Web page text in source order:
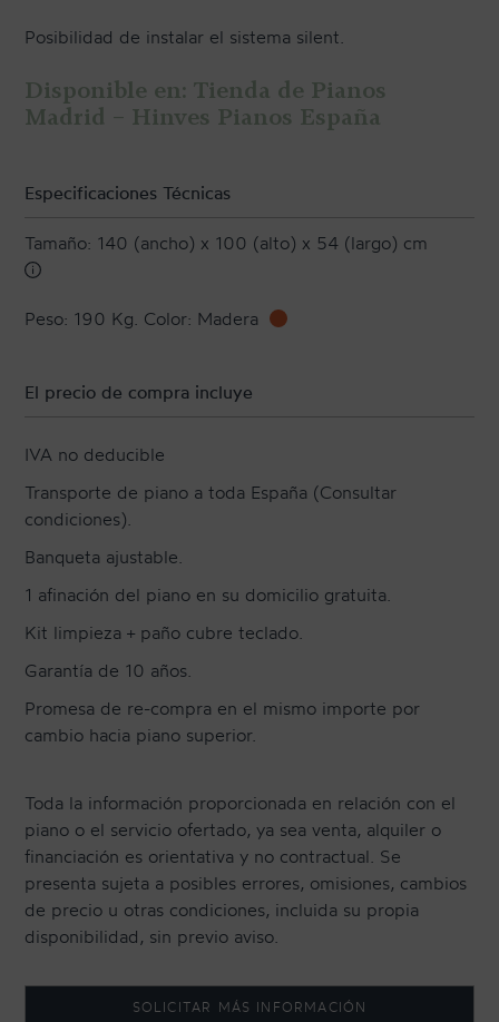
Posibilidad de instalar el sistema silent.
Disponible en: Tienda de Pianos
Madrid – Hinves Pianos España
Especificaciones Técnicas
Tamaño: 140 (ancho) x 100 (alto) x 54 (largo) cm
Peso: 190 Kg. Color: Madera
El precio de compra incluye
IVA no deducible
Transporte de piano a toda España (Consultar
condiciones).
Banqueta ajustable.
1 afinación del piano en su domicilio gratuita.
Kit limpieza + paño cubre teclado.
Garantía de 10 años.
Promesa de re-compra en el mismo importe por
cambio hacia piano superior.
Toda la información proporcionada en relación con el
piano o el servicio ofertado, ya sea venta, alquiler o
financiación es orientativa y no contractual. Se
presenta sujeta a posibles errores, omisiones, cambios
de precio u otras condiciones, incluida su propia
disponibilidad, sin previo aviso.
SOLICITAR MÁS INFORMACIÓN